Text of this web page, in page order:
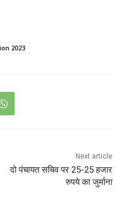
2023
Next article
दो पंचायत सचिव पर 25-25 हजार
रुपये का जुर्माना